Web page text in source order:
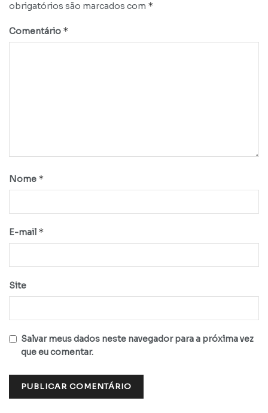
obrigatórios são marcados com *
Comentário *
Nome *
E-mail *
Site
Salvar meus dados neste navegador para a próxima vez
que eu comentar.